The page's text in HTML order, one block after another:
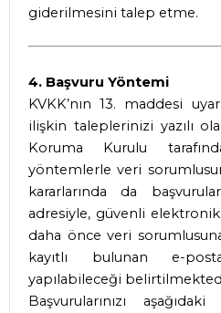
giderilmesini talep etme.
4. Başvuru Yöntemi
KVKK’nın 13. maddesi
ilişkin taleplerinizi yazılı
Koruma Kurulu
yöntemlerle veri
kararlarında da
adresiyle, güvenli
daha önce veri
kayıtlı bulunan e-
yapılabileceği
Başvurularınızı